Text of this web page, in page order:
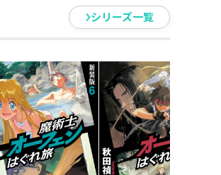
シリーズ一覧